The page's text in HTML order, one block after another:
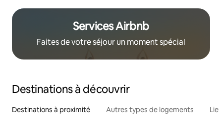
Services Airbnb
Faites de votre séjour un moment spécial
Destinations à découvrir
Destinations à proximité Autres types de logements